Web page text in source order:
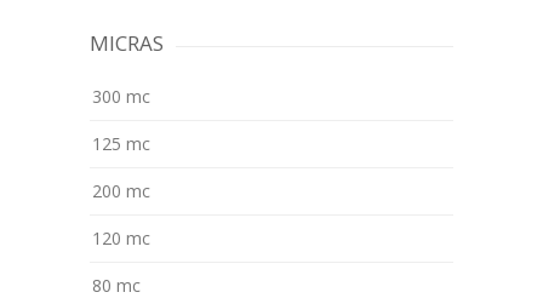
MICRAS
300 mc
125 mc
200 mc
120 mc
80 mc